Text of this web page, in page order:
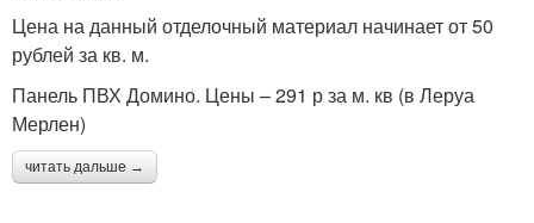
Цена на данный отделочный материал начинает от 50
рублей за кв. м.
Панель ПВХ Домино. Цены – 291 р за м. кв (в Леруа
Мерлен)
читать дальше →